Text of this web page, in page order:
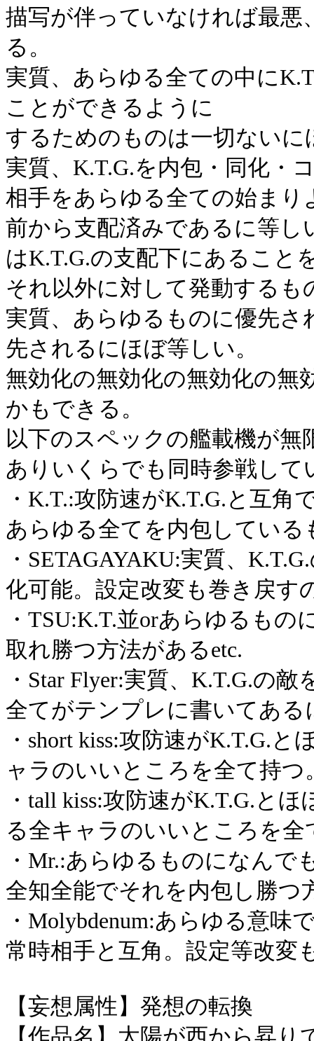
描写が伴っていなければ最悪
る。
実質、あらゆる全ての中に
ことができるように
するためのものは一切ないに
実質、K.T.G.を内包・同化・
相手をあらゆる全ての始まり
前から支配済みであるに等
はK.T.G.の支配下にあること
それ以外に対して発動するも
実質、あらゆるものに優先
先されるにほぼ等しい。
無効化の無効化の無効化の無
かもできる。
以下のスペックの艦載機が無
ありいくらでも同時参戦して
・K.T.:攻防速がK.T.G.と互
あらゆる全てを内包している
・SETAGAYAKU:実質、
化可能。設定改変も巻き戻す
・TSU:K.T.並orあらゆるも
取れ勝つ方法があるetc.
・Star Flyer:実質、K.T.G.の
全てがテンプレに書いてある
・short kiss:攻防速がK.T.G.
ャラのいいところを全て持つ
・tall kiss:攻防速がK.T.G.と
る全キャラのいいところを全
・Mr.:あらゆるものになんで
全知全能でそれを内包し勝つ
・Molybdenum:あらゆる意
常時相手と互角。設定等改変
【妄想属性】発想の転換